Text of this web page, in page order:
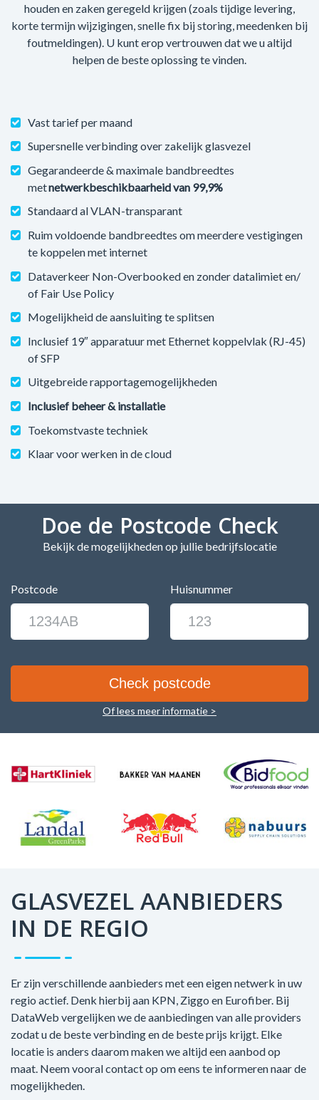
houden en zaken geregeld krijgen (zoals tijdige levering,
korte termijn wijzigingen, snelle fix bij storing, meedenken bij
foutmeldingen). U kunt erop vertrouwen dat we u altijd
helpen de beste oplossing te vinden.
Vast tarief per maand
Supersnelle verbinding over zakelijk glasvezel
Gegarandeerde & maximale bandbreedtes
metnetwerkbeschikbaarheid van 99,9%
Standaard al VLAN-transparant
Ruim voldoende bandbreedtes om meerdere vestigingen
te koppelen met internet
Dataverkeer Non-Overbooked en zonder datalimiet en/
of Fair Use Policy
Mogelijkheid de aansluiting te splitsen
Inclusief 19″ apparatuur met Ethernet koppelvlak (RJ-45)
of SFP
Uitgebreide rapportagemogelijkheden
Inclusief beheer & installatie
Toekomstvaste techniek
Klaar voor werken in de cloud
Doe de Postcode Check
Bekijk de mogelijkheden op jullie bedrijfslocatie
Postcode Huisnummer
Of lees meer informatie >
GLASVEZEL AANBIEDERS
IN DE REGIO
Er zijn verschillende aanbieders met een eigen netwerk in uw
regio actief. Denk hierbij aan KPN, Ziggo en Eurofiber. Bij
DataWeb vergelijken we de aanbiedingen van alle providers
zodat u de beste verbinding en de beste prijs krijgt. Elke
locatie is anders daarom maken we altijd een aanbod op
maat. Neem vooral contact op om eens te informeren naar de
mogelijkheden.